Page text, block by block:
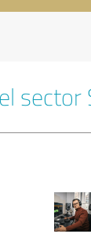
sector